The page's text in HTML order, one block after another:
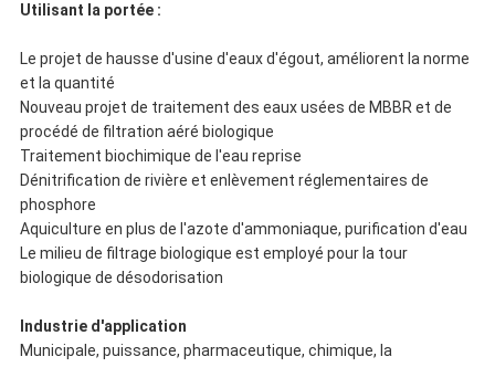
Utilisant la portée :
Le projet de hausse d'usine d'eaux d'égout, améliorent la norme
et la quantité
Nouveau projet de traitement des eaux usées de MBBR et de
procédé de filtration aéré biologique
Traitement biochimique de l'eau reprise
Dénitrification de rivière et enlèvement réglementaires de
phosphore
Aquiculture en plus de l'azote d'ammoniaque, purification d'eau
Le milieu de filtrage biologique est employé pour la tour
biologique de désodorisation
Industrie d'application
Municipale, puissance, pharmaceutique, chimique, la